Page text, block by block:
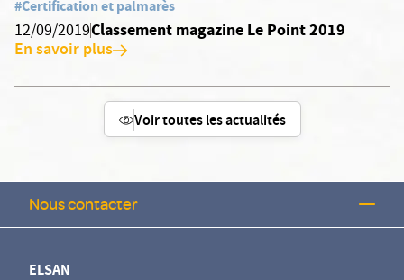
#Certification et palmarès
12/09/2019Classement magazine Le Point 2019
En savoir plus
Voir toutes les actualités
Nous contacter
ELSAN